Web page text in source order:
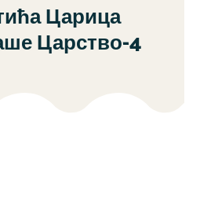
Царица
Царство-4